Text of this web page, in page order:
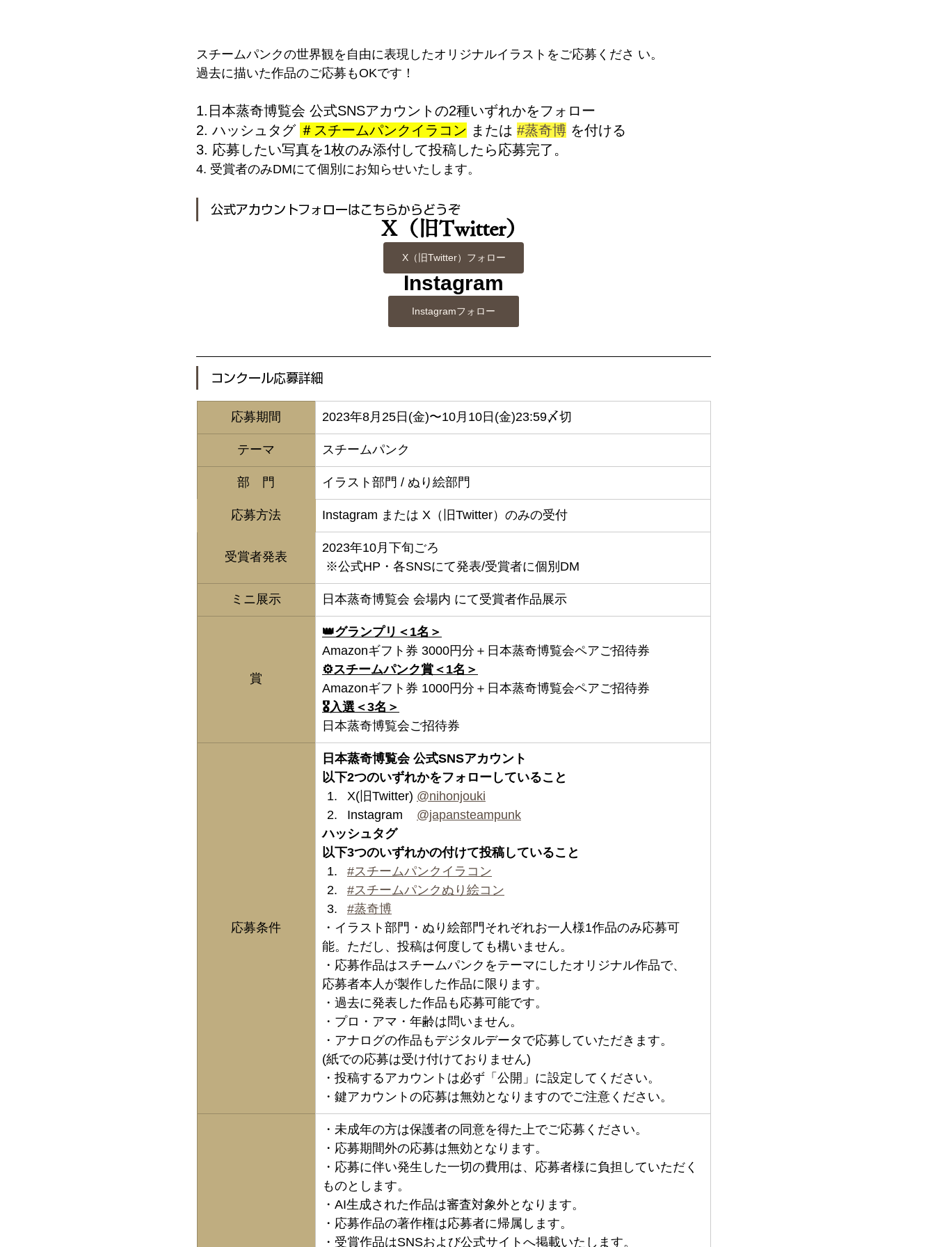
スチームパンクの世界観を自由に表現したオリジナルイラストをご応募くださ い。
過去に描いた作品のご応募もOKです！
1.日本蒸奇博覧会 公式SNSアカウントの2種いずれかをフォロー
2. ハッシュタグ ＃スチームパンクイラコン または #蒸奇博 を付ける
3. 応募したい写真を1枚のみ添付して投稿したら応募完了。
4. 受賞者のみDMにて個別にお知らせいたします。
公式アカウントフォローはこちらからどうぞ
X（旧Twitter）
X（旧Twitter）フォロー
Instagram
Instagramフォロー
コンクール応募詳細
​応募期間 ​2023年8月25日(金)〜10月10日(金)23:59〆切
​テーマ ​スチームパンク
​部　門 ​イラスト部門 / ぬり絵部門
​応募方法 ​Instagram または X（旧Twitter）のみの受付
​受賞者発表
​2023年10月下旬ごろ
※公式HP・各SNSにて発表/受賞者に個別DM
​ミニ展示 ​日本蒸奇博覧会 会場内 にて受賞者作品展示
​賞
👑グランプリ＜1名＞
Amazonギフト券 3000円分＋日本蒸奇博覧会ペアご招待券
⚙️スチームパンク賞＜1名＞
Amazonギフト券 1000円分＋日本蒸奇博覧会ペアご招待券
🎖️入選＜3名＞
日本蒸奇博覧会ご招待券
​応募条件
日本蒸奇博覧会 公式SNSアカウント
以下2つのいずれかをフォローしていること
X(旧Twitter) @nihonjouki
Instagram @japansteampunk
ハッシュタグ
以下3つのいずれかの付けて投稿していること
#スチームパンクイラコン
#スチームパンクぬり絵コン
#蒸奇博
・イラスト部門・ぬり絵部門それぞれお一人様1作品のみ応募可
能。ただし、投稿は何度しても構いません。
・応募作品はスチームパンクをテーマにしたオリジナル作品で、
応募者本人が製作した作品に限ります。
・過去に発表した作品も応募可能です。
・プロ・アマ・年齢は問いません。
・アナログの作品もデジタルデータで応募していただきます。
(紙での応募は受け付けておりません)
・投稿するアカウントは必ず「公開」に設定してください。
・鍵アカウントの応募は無効となりますのでご注意ください。
・未成年の方は保護者の同意を得た上でご応募ください。
・応募期間外の応募は無効となります。
・応募に伴い発生した一切の費用は、応募者様に負担していただく
ものとします。
・AI生成された作品は審査対象外となります。
・応募作品の著作権は応募者に帰属します。
・受賞作品はSNSおよび公式サイトへ掲載いたします。